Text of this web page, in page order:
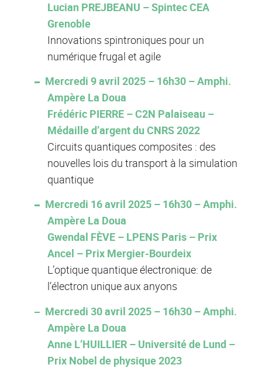
Lucian PREJBEANU – Spintec CEA
Grenoble
Innovations spintroniques pour un
numérique frugal et agile
Mercredi 9 avril 2025 – 16h30 – Amphi.
Ampère La Doua
Frédéric PIERRE – C2N Palaiseau –
Médaille d’argent du CNRS 2022
Circuits quantiques composites : des
nouvelles lois du transport à la simulation
quantique
Mercredi 16 avril 2025 – 16h30 – Amphi.
Ampère La Doua
Gwendal FÈVE – LPENS Paris – Prix
Ancel – Prix Mergier-Bourdeix
L’optique quantique électronique: de
l’électron unique aux anyons
Mercredi 30 avril 2025 – 16h30 – Amphi.
Ampère La Doua
Anne L’HUILLIER – Université de Lund –
Prix Nobel de physique 2023